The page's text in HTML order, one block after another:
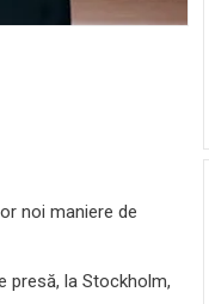
noi maniere de
presă, la Stockholm,